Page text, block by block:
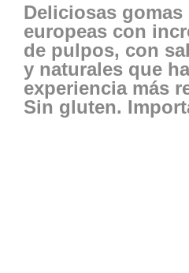
Deliciosas gomas
europeas con
de pulpos, con
y naturales que
experiencia más
Sin gluten.